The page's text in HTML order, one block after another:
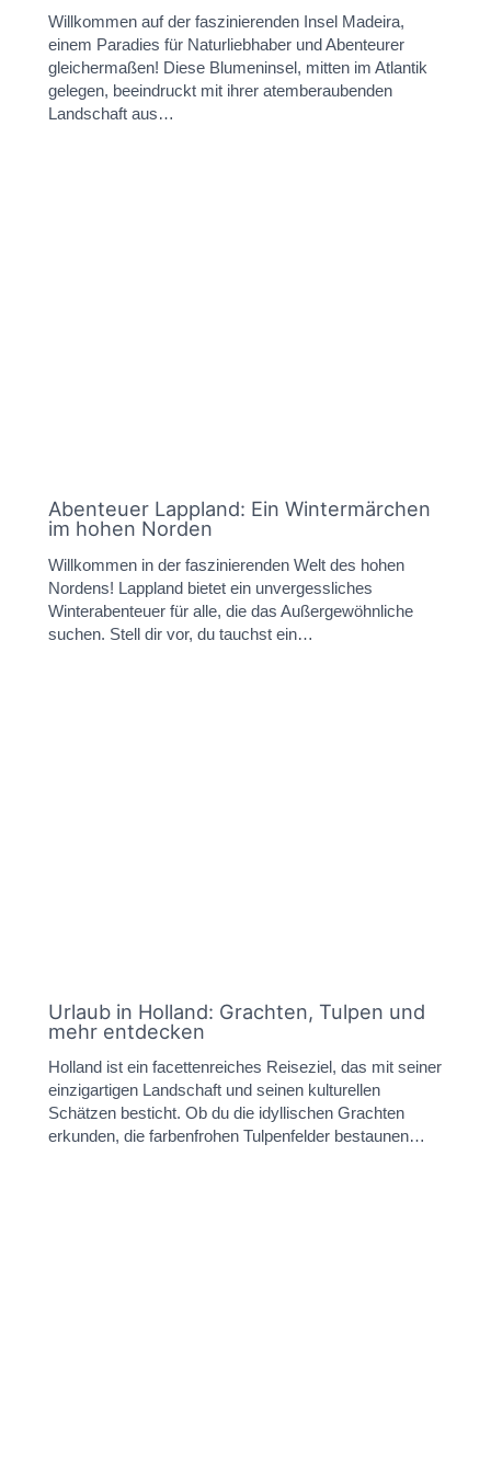
Willkommen auf der faszinierenden Insel Madeira,
einem Paradies für Naturliebhaber und Abenteurer
gleichermaßen! Diese Blumeninsel, mitten im Atlantik
gelegen, beeindruckt mit ihrer atemberaubenden
Landschaft aus…
Abenteuer Lappland: Ein Wintermärchen
im hohen Norden
Willkommen in der faszinierenden Welt des hohen
Nordens! Lappland bietet ein unvergessliches
Winterabenteuer für alle, die das Außergewöhnliche
suchen. Stell dir vor, du tauchst ein…
Urlaub in Holland: Grachten, Tulpen und
mehr entdecken
Holland ist ein facettenreiches Reiseziel, das mit seiner
einzigartigen Landschaft und seinen kulturellen
Schätzen besticht. Ob du die idyllischen Grachten
erkunden, die farbenfrohen Tulpenfelder bestaunen…